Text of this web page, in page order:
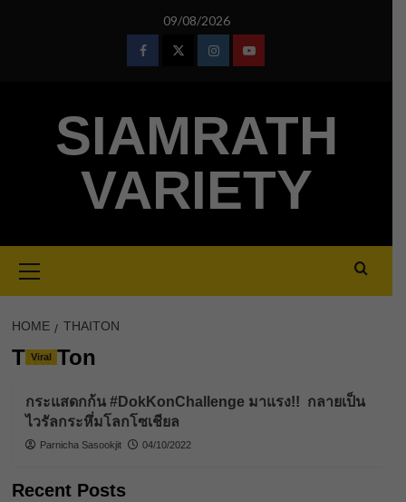
09/08/2026
FacebookTwitterInstagramYoutube
SIAMRATH
VARIETY
Menu
HOME THAITON
ThaiTon
Viral
กระแสดกก้น #DokKonChallenge มาแรง!! กลายเป็น
ไวรัลกระหึ่มโลกโซเชียล
Parnicha Sasookjit 04/10/2022
Recent Posts